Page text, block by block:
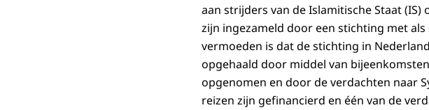
aan strijders van de Islamitische Staat
zijn ingezameld door een stichting met
vermoeden is dat de stichting in
opgehaald door middel van
opgenomen en door de verdachten naar
reizen zijn gefinancierd en één van de